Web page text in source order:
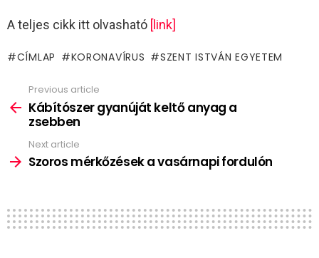
A teljes cikk itt olvasható [link]
CÍMLAP KORONAVÍRUS SZENT ISTVÁN EGYETEM
more
Previous article
Kábítószer gyanúját keltő anyag a
zsebben
Next article
Szoros mérkőzések a vasárnapi fordulón